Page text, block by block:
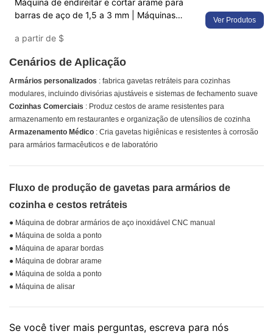
barras de aço de 1,5 a 3 mm | Máquinas
e sistema de alimentação automática |
1000 fábricas
a partir de $
Ver Produtos
Cenários de Aplicação
Armários personalizados : fabrica gavetas retráteis para cozinhas
modulares, incluindo divisórias ajustáveis ​​e sistemas de fechamento suave
Cozinhas Comerciais : Produz cestos de arame resistentes para
armazenamento em restaurantes e organização de utensílios de cozinha
Armazenamento Médico : Cria gavetas higiênicas e resistentes à corrosão
para armários farmacêuticos e de laboratório
Fluxo de produção de gavetas para armários de
cozinha e cestos retráteis
● Máquina de dobrar armários de aço inoxidável CNC manual
● Máquina de solda a ponto
● Máquina de aparar bordas
● Máquina de dobrar arame
● Máquina de solda a ponto
● Máquina de alisar
Se você tiver mais perguntas, escreva para nós